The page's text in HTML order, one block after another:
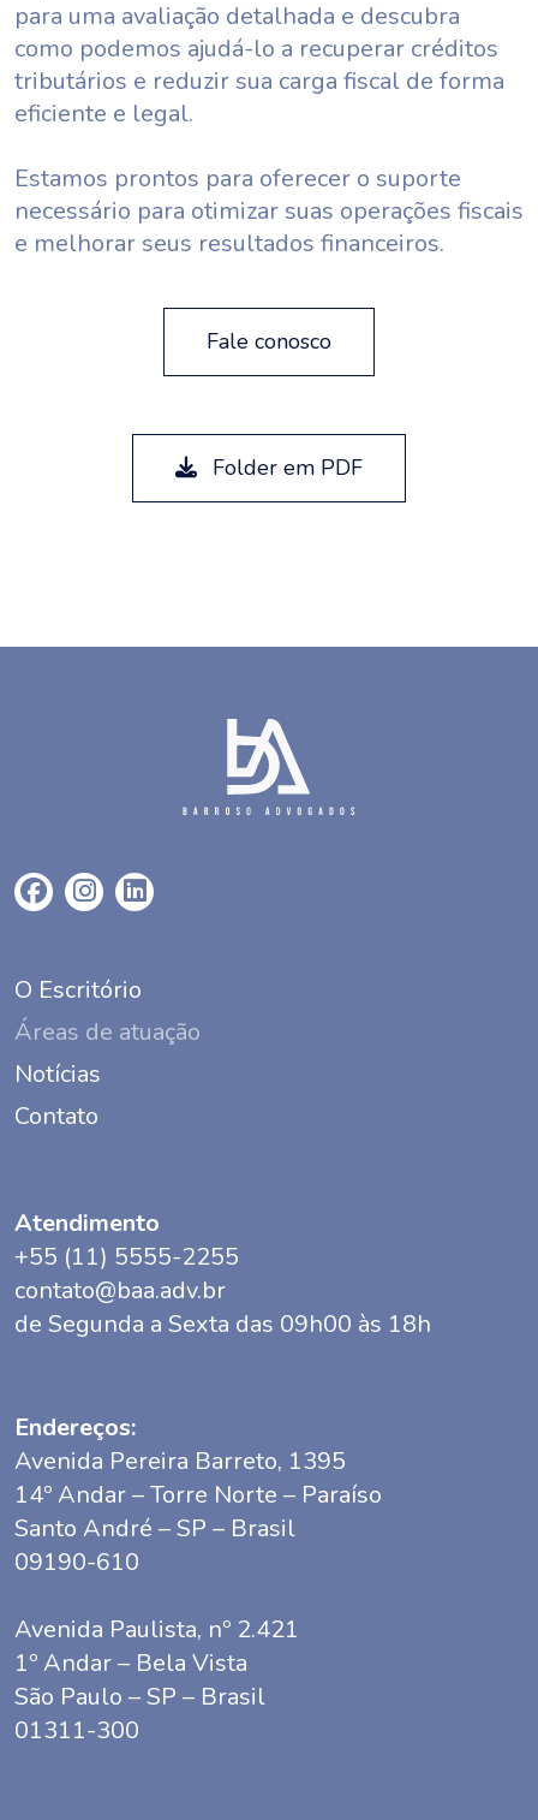
para uma avaliação detalhada e descubra
como podemos ajudá-lo a recuperar créditos
tributários e reduzir sua carga fiscal de forma
eficiente e legal.
Estamos prontos para oferecer o suporte
necessário para otimizar suas operações fiscais
e melhorar seus resultados financeiros.
Fale conosco
Folder em PDF
O Escritório
Áreas de atuação
Notícias
Contato
Atendimento
+55 (11) 5555-2255
contato@baa.adv.br
de Segunda a Sexta das 09h00 às 18h
Endereços:
Avenida Pereira Barreto, 1395
14º Andar – Torre Norte – Paraíso
Santo André – SP – Brasil
09190-610
Avenida Paulista, nº 2.421
1º Andar – Bela Vista
São Paulo – SP – Brasil
01311-300